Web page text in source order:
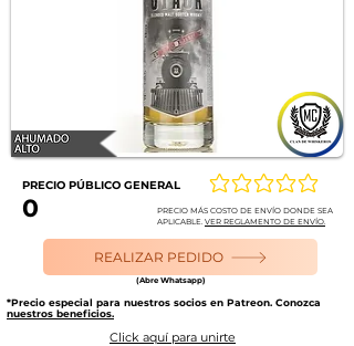
PRECIO PÚBLICO GENERAL Aún no hay
0
PRECIO MÁS COSTO DE ENVÍO DONDE SEA
APLICABLE. VER REGLAMENTO DE ENVÍO.
REALIZAR PEDIDO
(Abre Whatsapp)
*Precio especial para nuestros socios en Patreon. Conozca
nuestros beneficios.
Click aquí para unirte